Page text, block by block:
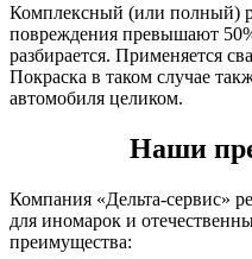
Комплексный (или полный)
повреждения превышают
разбирается. Применяется
Покраска в таком случае
автомобиля целиком.
Наши
Компания «Дельта-сервис»
для иномарок и
преимущества: